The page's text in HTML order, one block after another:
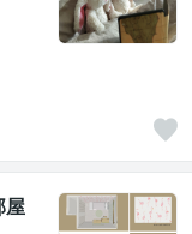
屋